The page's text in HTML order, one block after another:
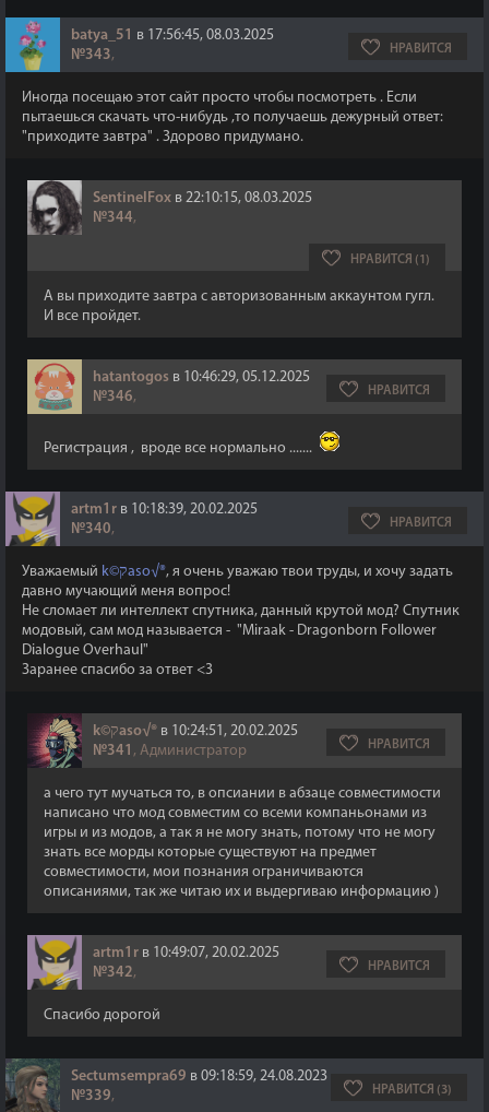
batya_51 в 17:56:45, 08.03.2025
№343, НРАВИТСЯ
Иногда посещаю этот сайт просто чтобы посмотреть . Если
пытаешься скачать что-нибудь ,то получаешь дежурный ответ:
"приходите завтра" . Здорово придумано.
SentinelFox в 22:10:15, 08.03.2025
№344,
НРАВИТСЯ (1)
А вы приходите завтра с авторизованным аккаунтом гугл.
И все пройдет.
hatantogos в 10:46:29, 05.12.2025
№346, НРАВИТСЯ
Регистрация , вроде все нормально .......
artm1r в 10:18:39, 20.02.2025
№340, НРАВИТСЯ
Уважаемый k©קaso√®, я очень уважаю твои труды, и хочу задать
давно мучающий меня вопрос!
Не сломает ли интеллект спутника, данный крутой мод? Спутник
модовый, сам мод называется - "Miraak - Dragonborn Follower
Dialogue Overhaul"
Заранее спасибо за ответ <3
k©קaso√® в 10:24:51, 20.02.2025
№341 , Администратор НРАВИТСЯ
а чего тут мучаться то, в опсиании в абзаце совместимости
написано что мод совместим со всеми компаньонами из
игры и из модов, а так я не могу знать, потому что не могу
знать все морды которые существуют на предмет
совместимости, мои познания ограничиваются
описаниями, так же читаю их и выдергиваю информацию )
artm1r в 10:49:07, 20.02.2025
№342, НРАВИТСЯ
Спасибо дорогой
Sectumsempra69 в 09:18:59, 24.08.2023
№339, НРАВИТСЯ (3)